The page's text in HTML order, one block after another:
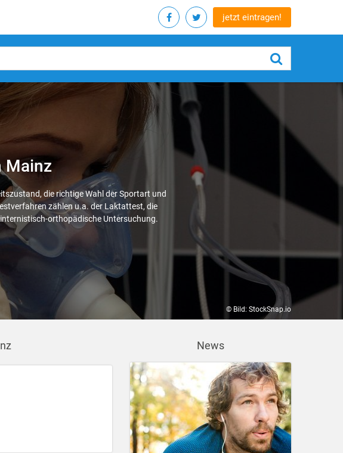
jetzt eintragen!
Mainz
die richtige Wahl der Sportart und
zählen u.a. der Laktattest, die
orthopädische Untersuchung.
© Bild: StockSnap.io
News